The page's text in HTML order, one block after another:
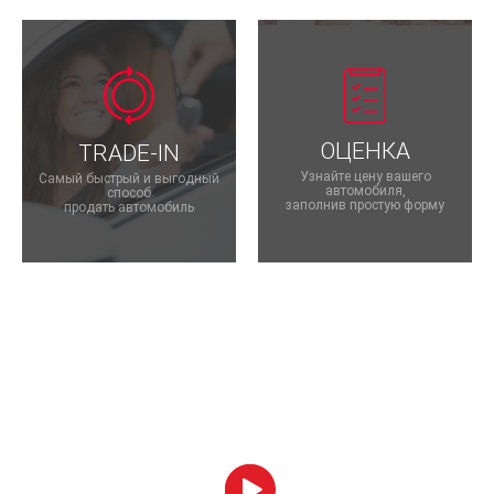
TRADE-IN
Самый быстрый и выгодный
способ
продать автомобиль
ОЦЕНКА
Узнайте цену вашего
автомобиля,
заполнив простую форму